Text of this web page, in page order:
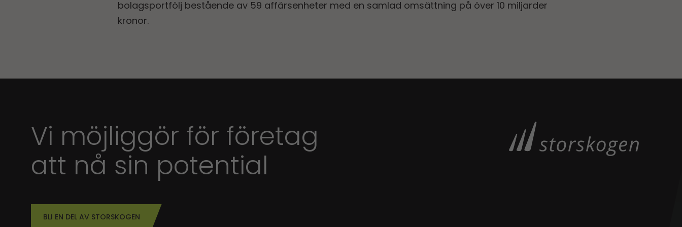
bolagsportfölj bestående av 59 affärsenheter med en samlad omsättning på över 10 miljarder
kronor.
Vi möjliggör för företag
att nå sin potential
BLI EN DEL AV STORSKOGEN